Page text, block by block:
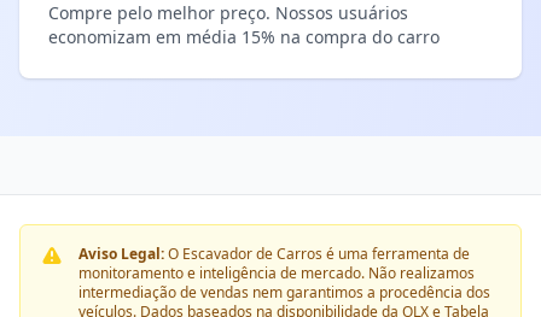
Compre pelo melhor preço. Nossos usuários
economizam em média 15% na compra do carro
Aviso Legal:O Escavador de Carros é uma ferramenta de
monitoramento e inteligência de mercado. Não realizamos
intermediação de vendas nem garantimos a procedência dos
veículos. Dados baseados na disponibilidade da OLX e Tabela